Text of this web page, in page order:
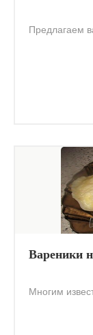
Предлагаем
Вареники
Многим